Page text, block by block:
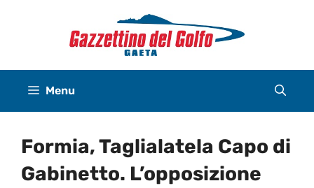
Menu
Formia, Taglialatela Capo di
Gabinetto. L’opposizione